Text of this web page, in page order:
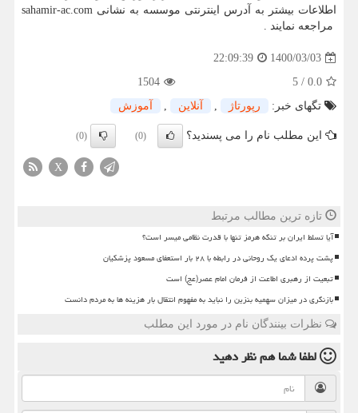
اطلاعات بیشتر به آدرس اینترنتی موسسه به نشانی sahamir-ac.com
مراجعه نمایند .
1400/03/03
22:09:39
0.0
/
5
1504
تگهای خبر:
رپورتاژ , آنلاین , آموزش
این مطلب نام را می پسندید؟ (0)
(0)
X
تازه ترین مطالب مرتبط
آیا تسلط ایران بر تنگه هرمز تنها با قدرت نظامی میسر است؟
پشت پرده ادعای یک روحانی در رابطه با ۲۸ بار استعفای مسعود پزشکیان
تبعیت از رهبری اطاعت از فرمان امام عصر(عج) است
بازنگری در میزان سهمیه بنزین را نباید به مفهوم انتقال بار هزینه ها به مردم دانست
نظرات بینندگان نام در مورد این مطلب
لطفا شما همنظر دهید